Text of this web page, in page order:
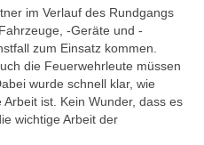
im Verlauf des Rundgangs
-Geräte und -
zum Einsatz kommen.
die Feuerwehrleute müssen
wurde schnell klar, wie
ist. Kein Wunder, dass es
wichtige Arbeit der